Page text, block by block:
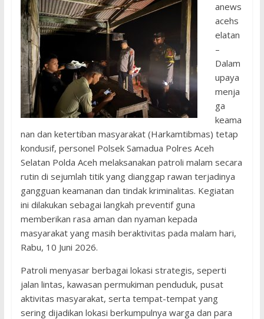
anews
acehs
elatan
–
Dalam
upaya
menja
ga
keama
nan dan ketertiban masyarakat (Harkamtibmas) tetap
kondusif, personel Polsek Samadua Polres Aceh
Selatan Polda Aceh melaksanakan patroli malam secara
rutin di sejumlah titik yang dianggap rawan terjadinya
gangguan keamanan dan tindak kriminalitas. Kegiatan
ini dilakukan sebagai langkah preventif guna
memberikan rasa aman dan nyaman kepada
masyarakat yang masih beraktivitas pada malam hari,
Rabu, 10 Juni 2026.
Patroli menyasar berbagai lokasi strategis, seperti
jalan lintas, kawasan permukiman penduduk, pusat
aktivitas masyarakat, serta tempat-tempat yang
sering dijadikan lokasi berkumpulnya warga dan para